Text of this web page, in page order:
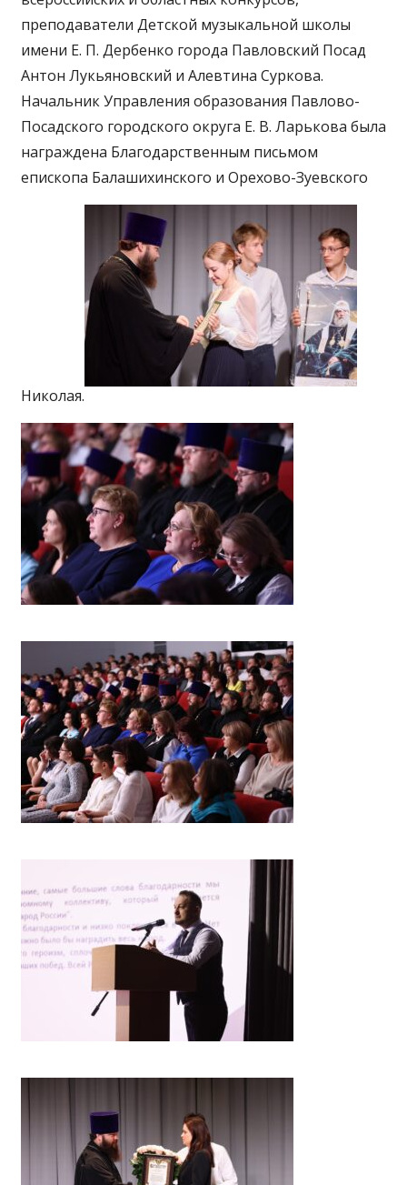
преподаватели Детской музыкальной школы
имени Е. П. Дербенко города Павловский Посад
Антон Лукьяновский и Алевтина Суркова.
Начальник Управления образования Павлово-
Посадского городского округа Е. В. Ларькова была
награждена Благодарственным письмом
епископа Балашихинского и Орехово-Зуевского
Николая.